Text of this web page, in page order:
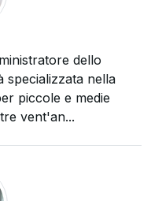
dello
specializzata nella
piccole e medie
vent'an...